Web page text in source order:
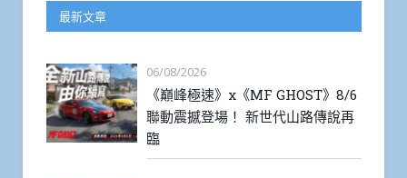
最新文章
06/08/2026
《巔峰極速》x《MF GHOST》8/6
聯動震撼登場！ 新世代山路傳說再
臨